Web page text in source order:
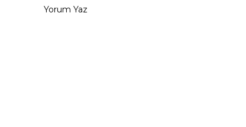
Yorum Yaz